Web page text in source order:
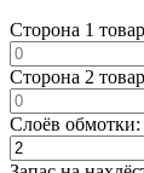
Сторона 1
Сторона 2
Слоёв обмотки: